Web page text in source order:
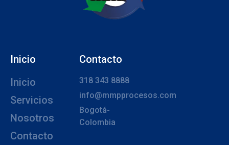
Inicio
Inicio
Servicios
Nosotros
Contacto
Contacto
318 343 8888
info@mmpprocesos.com
Bogotá-
Colombia